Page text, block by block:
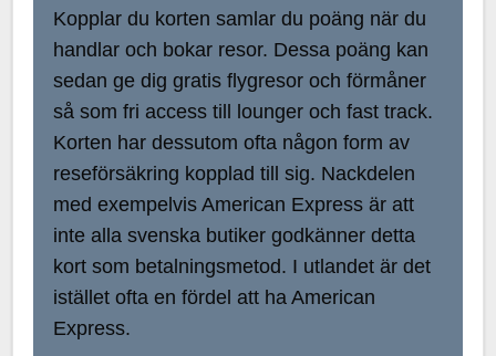
Kopplar du korten samlar du poäng när du
handlar och bokar resor. Dessa poäng kan
sedan ge dig gratis flygresor och förmåner
så som fri access till lounger och fast track.
Korten har dessutom ofta någon form av
reseförsäkring kopplad till sig. Nackdelen
med exempelvis American Express är att
inte alla svenska butiker godkänner detta
kort som betalningsmetod. I utlandet är det
istället ofta en fördel att ha American
Express.